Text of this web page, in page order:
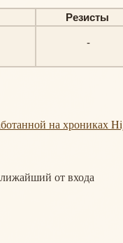
Резисты
-
на хрониках
от входа